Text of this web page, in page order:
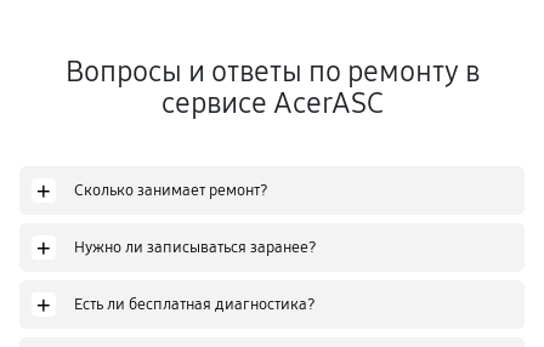
Вопросы и ответы по ремонту в
сервисе AcerASC
+ Сколько занимает ремонт?
+ Нужно ли записываться заранее?
+ Есть ли бесплатная диагностика?